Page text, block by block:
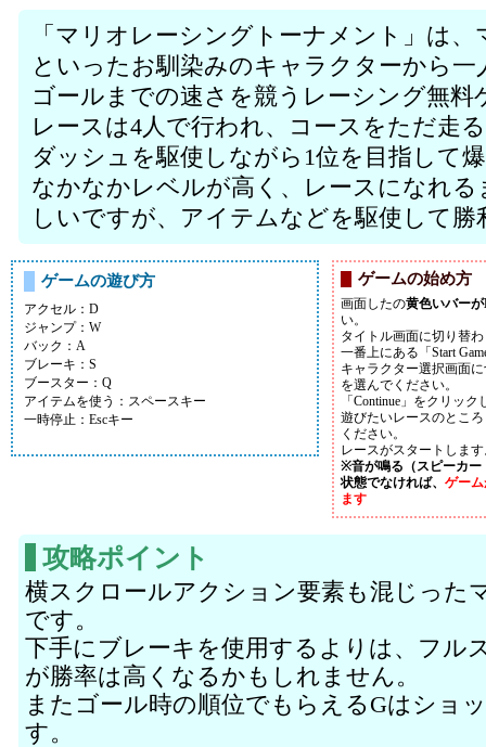
「マリオレーシングトーナメント」は
といったお馴染みのキャラクターから
ゴールまでの速さを競うレーシング無料
レースは4人で行われ、コースをただ走
ダッシュを駆使しながら1位を目指して
なかなかレベルが高く、レースになれ
しいですが、アイテムなどを駆使して
ゲームの遊び方
アクセル：D
ジャンプ：W
バック：A
ブレーキ：S
ブースター：Q
アイテムを使う：スペースキー
一時停止：Escキー
ゲームの始め方
画面したの黄色いバー
い。
タイトル画面に切り替
一番上にある「Start
キャラクター選択画面
を選んでください。
「Continue」をクリッ
遊びたいレースのとこ
ください。
レースがスタートしま
※音が鳴る（スピーカー
状態でなければ、 ゲー
ます
攻略ポイント
横スクロールアクション要素も混じった
です。
下手にブレーキを使用するよりは、フル
が勝率は高くなるかもしれません。
またゴール時の順位でもらえるGはショ
す。